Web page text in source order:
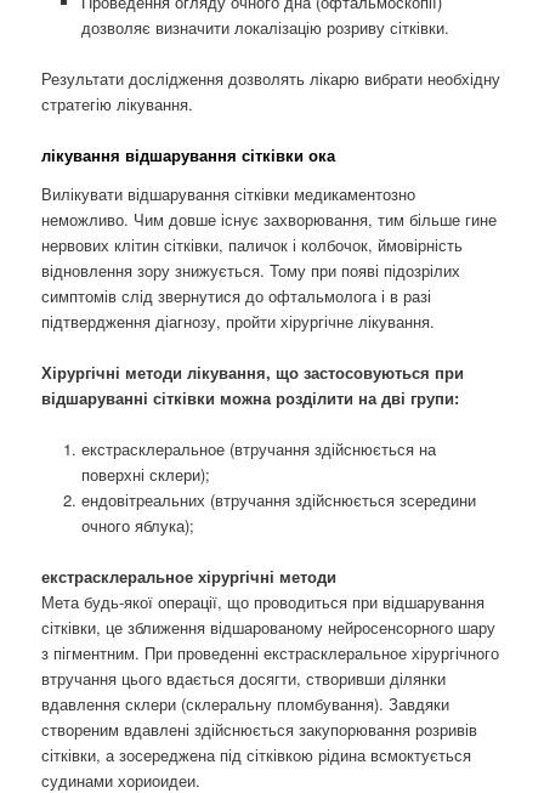
дозволяє визначити локалізацію розриву сітківки.
Результати дослідження дозволять лікарю вибрати необхідну
стратегію лікування.
лікування відшарування сітківки ока
Вилікувати відшарування сітківки медикаментозно
неможливо. Чим довше існує захворювання, тим більше гине
нервових клітин сітківки, паличок і колбочок, ймовірність
відновлення зору знижується. Тому при появі підозрілих
симптомів слід звернутися до офтальмолога і в разі
підтвердження діагнозу, пройти хірургічне лікування.
Хірургічні методи лікування, що застосовуються при
відшаруванні сітківки можна розділити на дві групи:
екстрасклеральное (втручання здійснюється на
поверхні склери);
ендовітреальних (втручання здійснюється зсередини
очного яблука);
екстрасклеральное хірургічні методи
Мета будь-якої операції, що проводиться при відшарування
сітківки, це зближення відшарованому нейросенсорного шару
з пігментним. При проведенні екстрасклеральное хірургічного
втручання цього вдається досягти, створивши ділянки
вдавлення склери (склеральну пломбування). Завдяки
створеним вдавлені здійснюється закупорювання розривів
сітківки, а зосереджена під сітківкою рідина всмоктується
судинами хориоидеи.